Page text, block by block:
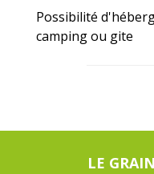
Possibilité
camping ou gite
LE